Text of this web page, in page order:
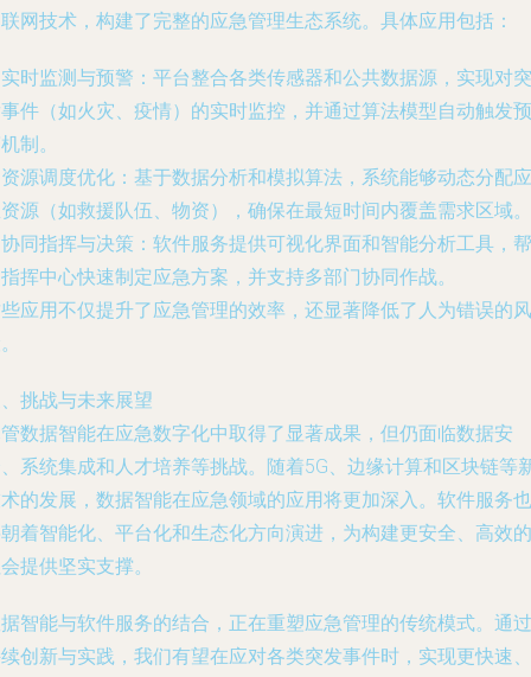
网技术，构建了完整的应急管理生态系统。具体应用包括：
时监测与预警：平台整合各类传感器和公共数据源，实现对突
件（如火灾、疫情）的实时监控，并通过算法模型自动触发预
制。
源调度优化：基于数据分析和模拟算法，系统能够动态分配应
源（如救援队伍、物资），确保在最短时间内覆盖需求区域。
同指挥与决策：软件服务提供可视化界面和智能分析工具，帮
挥中心快速制定应急方案，并支持多部门协同作战。
应用不仅提升了应急管理的效率，还显著降低了人为错误的风
挑战与未来展望
数据智能在应急数字化中取得了显著成果，但仍面临数据安
系统集成和人才培养等挑战。随着5G、边缘计算和区块链等
的发展，数据智能在应急领域的应用将更加深入。软件服务也
着智能化、平台化和生态化方向演进，为构建更安全、高效的
提供坚实支撑。
智能与软件服务的结合，正在重塑应急管理的传统模式。通过
创新与实践，我们有望在应对各类突发事件时，实现更快速、